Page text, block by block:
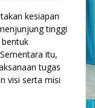
kesiapan
tinggi
itu,
tugas
visi serta misi